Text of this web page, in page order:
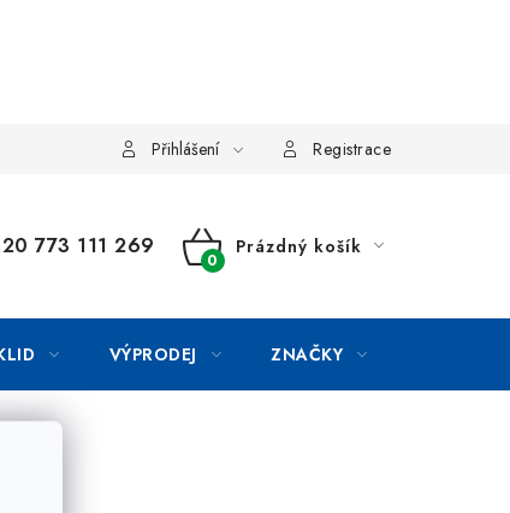
Přihlášení Registrace
773 111 269
NÁKUPNÍ
Prázdný košík
VÝPRODEJ ZNAČKY